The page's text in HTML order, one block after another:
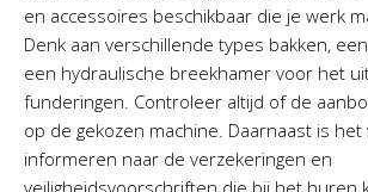
en accessoires beschikbaar die je werk
Denk aan verschillende types bakken,
een hydraulische breekhamer voor het
funderingen. Controleer altijd of de
op de gekozen machine. Daarnaast is
informeren naar de verzekeringen en
veiligheidsvoorschriften die bij het huren